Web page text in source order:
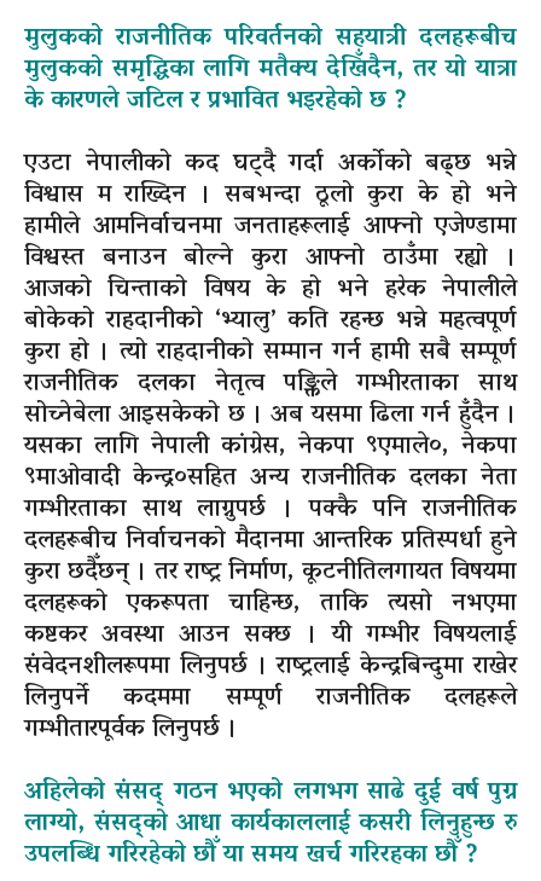
मुलुकको राजनीतिक परिवर्तनको सहयात्री दलहरूबीच
मुलुकको समृद्धिका लागि मतैक्य देखिँदैन, तर यो यात्रा
के कारणले जटिल र प्रभावित भइरहेको छ ?
एउटा नेपालीको कद घट्दै गर्दा अर्कोको बढ्छ भन्ने
विश्वास म राख्दिन । सबभन्दा ठूलो कुरा के हो भने
हामीले आमनिर्वाचनमा जनताहरूलाई आफ्नो एजेण्डामा
विश्वस्त बनाउन बोल्ने कुरा आफ्नो ठाउँमा रह्यो ।
आजको चिन्ताको विषय के हो भने हरेक नेपालीले
बोकेको राहदानीको ‘भ्यालु’ कति रहन्छ भन्ने महत्वपूर्ण
कुरा हो । त्यो राहदानीको सम्मान गर्न हामी सबै सम्पूर्ण
राजनीतिक दलका नेतृत्व पङ्क्तिले गम्भीरताका साथ
सोच्नेबेला आइसकेको छ । अब यसमा ढिला गर्न हुँदैन ।
यसका लागि नेपाली कांग्रेस, नेकपा ९एमाले०, नेकपा
९माओवादी केन्द्र०सहित अन्य राजनीतिक दलका नेता
गम्भीरताका साथ लाग्नुपर्छ । पक्कै पनि राजनीतिक
दलहरूबीच निर्वाचनको मैदानमा आन्तरिक प्रतिस्पर्धा हुने
कुरा छदैँछन् । तर राष्ट्र निर्माण, कूटनीतिलगायत विषयमा
दलहरूको एकरूपता चाहिन्छ, ताकि त्यसो नभएमा
कष्टकर अवस्था आउन सक्छ । यी गम्भीर विषयलाई
संवेदनशीलरूपमा लिनुपर्छ । राष्ट्रलाई केन्द्रबिन्दुमा राखेर
लिनुपर्ने कदममा सम्पूर्ण राजनीतिक दलहरूले
गम्भीतारपूर्वक लिनुपर्छ ।
अहिलेको संसद् गठन भएको लगभग साढे दुई वर्ष पुग्न
लाग्यो, संसद्को आधा कार्यकाललाई कसरी लिनुहुन्छ रु
उपलब्धि गरिरहेको छौँ या समय खर्च गरिरहका छौँ ?